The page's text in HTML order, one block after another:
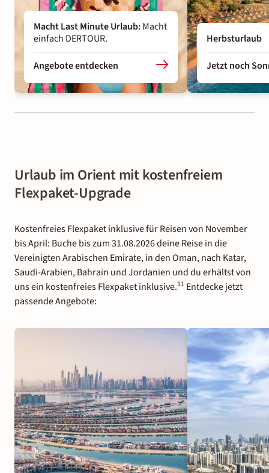
Macht Last Minute Urlaub:Macht
einfach DERTOUR.
Angebote entdecken
Herbsturlaub
Jetzt noch
Urlaub im Orient mit kostenfreiem
Flexpaket-Upgrade
Kostenfreies Flexpaket inklusive für Reisen von November
bis April: Buche bis zum 31.08.2026 deine Reise in die
Vereinigten Arabischen Emirate, in den Oman, nach Katar,
Saudi-Arabien, Bahrain und Jordanien und du erhältst von
uns ein kostenfreies Flexpaket inklusive.11 Entdecke jetzt
passende Angebote: